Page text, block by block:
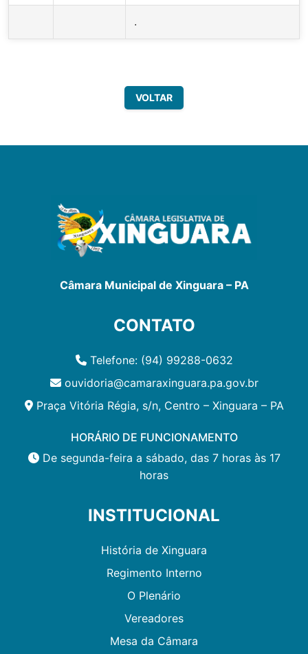
.
VOLTAR
Câmara Municipal de Xinguara – PA
CONTATO
Telefone: (94) 99288-0632
ouvidoria@camaraxinguara.pa.gov.br
Praça Vitória Régia, s/n, Centro – Xinguara – PA
HORÁRIO DE FUNCIONAMENTO
De segunda-feira a sábado, das 7 horas às 17
horas
INSTITUCIONAL
História de Xinguara
Regimento Interno
O Plenário
Vereadores
Mesa da Câmara